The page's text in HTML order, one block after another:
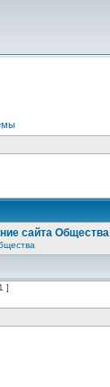
сайта Общества
]